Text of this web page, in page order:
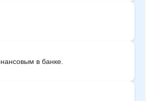
в банке.